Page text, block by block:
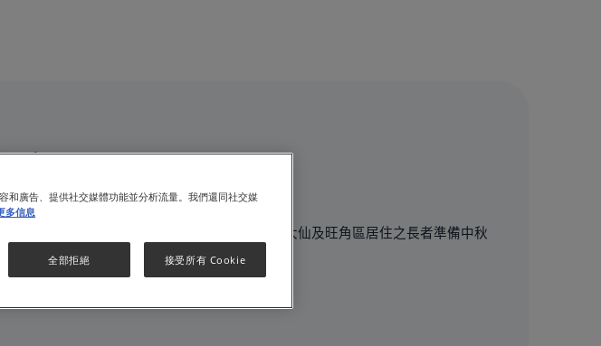
意
惠氏營養品夥拍了民社服務中心，為土瓜灣、黃大仙及旺角區居住之長者準備中秋
「送福袋 ‧家添愛」，送上節日心意。
和廣告、提供社交媒體功能並分析流量。我們還同社交媒
多信息
全部拒絕 接受所有 Cookie